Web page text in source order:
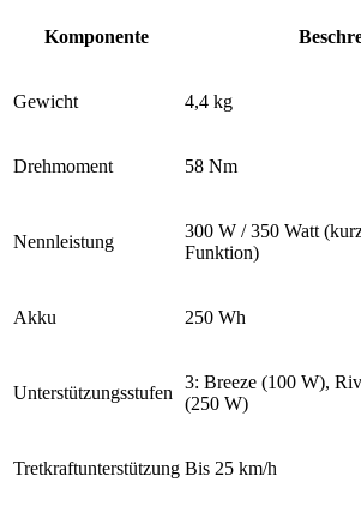
Komponente
Gewicht 4,4 kg
Drehmoment 58 Nm
Nennleistung
300 W / 350 Watt
Funktion)
Akku 250 Wh
Unterstützungsstufen
3: Breeze (100 W),
(250 W)
Tretkraftunterstützung Bis 25 km/h